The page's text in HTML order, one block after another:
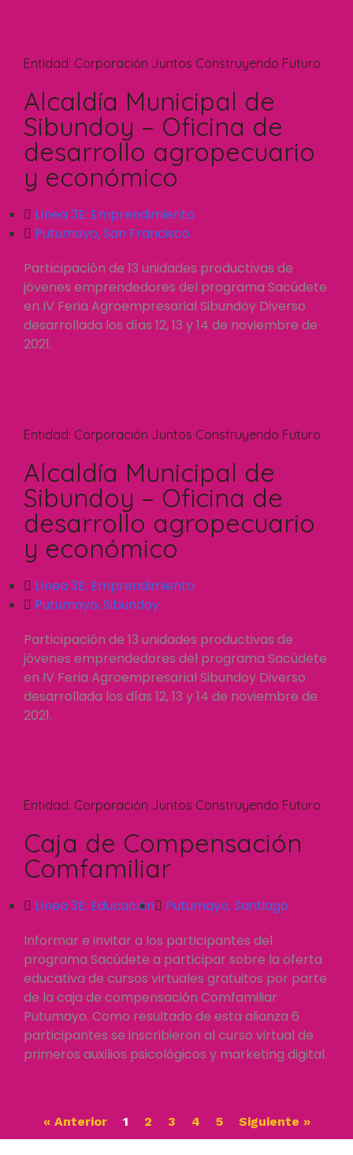
Entidad: Corporación Juntos Construyendo Futuro
Alcaldía Municipal de
Sibundoy – Oficina de
desarrollo agropecuario
y económico
Línea 3E: Emprendimiento
Putumayo,San Francisco
Participación de 13 unidades productivas de
jóvenes emprendedores del programa Sacúdete
en IV Feria Agroempresarial Sibundoy Diverso
desarrollada los días 12, 13 y 14 de noviembre de
2021.
Entidad: Corporación Juntos Construyendo Futuro
Alcaldía Municipal de
Sibundoy – Oficina de
desarrollo agropecuario
y económico
Línea 3E: Emprendimiento
Putumayo,Sibundoy
Participación de 13 unidades productivas de
jóvenes emprendedores del programa Sacúdete
en IV Feria Agroempresarial Sibundoy Diverso
desarrollada los días 12, 13 y 14 de noviembre de
2021.
Entidad: Corporación Juntos Construyendo Futuro
Caja de Compensación
Comfamiliar
Línea 3E: Educación Putumayo,Santiago
Informar e invitar a los participantes del
programa Sacúdete a participar sobre la oferta
educativa de cursos virtuales gratuitos por parte
de la caja de compensación Comfamiliar
Putumayo. Como resultado de esta alianza 6
participantes se inscribieron al curso virtual de
primeros auxilios psicológicos y marketing digital.
« Anterior 1 2 3 4 5 Siguiente »